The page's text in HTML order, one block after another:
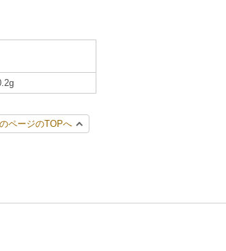
ページのTOPへ